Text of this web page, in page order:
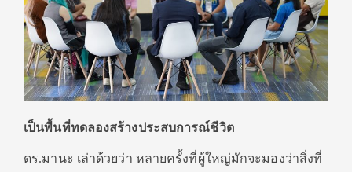
เป็นพื้นที่ทดลองสร้างประสบการณ์ชีวิต
ดร.มานะ เล่าด้วยว่า หลายครั้งที่ผู้ใหญ่มักจะมองว่าสิ่งที่